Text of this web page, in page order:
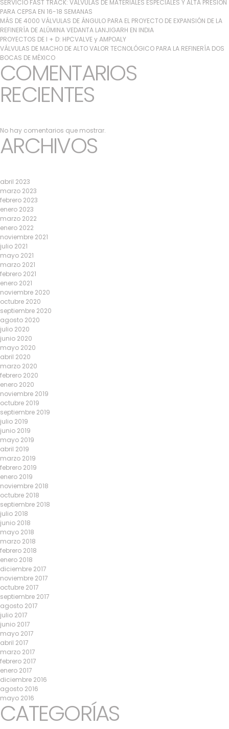
SERVICIO FAST TRACK: VÁLVULAS DE MATERIALES ESPECIALES Y ALTA PRESIÓN
PARA CEPSA EN 16-18 SEMANAS
MÁS DE 4000 VÁLVULAS DE ÁNGULO PARA EL PROYECTO DE EXPANSIÓN DE LA
REFINERÍA DE ALÚMINA VEDANTA LANJIGARH EN INDIA
PROYECTOS DE I + D: HPCVALVE y AMPOALY
VÁLVULAS DE MACHO DE ALTO VALOR TECNOLÓGICO PARA LA REFINERÍA DOS
BOCAS DE MÉXICO
COMENTARIOS
RECIENTES
No hay comentarios que mostrar.
ARCHIVOS
abril 2023
marzo 2023
febrero 2023
enero 2023
marzo 2022
enero 2022
noviembre 2021
julio 2021
mayo 2021
marzo 2021
febrero 2021
enero 2021
noviembre 2020
octubre 2020
septiembre 2020
agosto 2020
julio 2020
junio 2020
mayo 2020
abril 2020
marzo 2020
febrero 2020
enero 2020
noviembre 2019
octubre 2019
septiembre 2019
julio 2019
junio 2019
mayo 2019
abril 2019
marzo 2019
febrero 2019
enero 2019
noviembre 2018
octubre 2018
septiembre 2018
julio 2018
junio 2018
mayo 2018
marzo 2018
febrero 2018
enero 2018
diciembre 2017
noviembre 2017
octubre 2017
septiembre 2017
agosto 2017
julio 2017
junio 2017
mayo 2017
abril 2017
marzo 2017
febrero 2017
enero 2017
diciembre 2016
agosto 2016
mayo 2016
CATEGORÍAS